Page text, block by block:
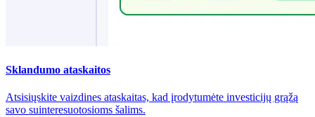
Sklandumo ataskaitos
Atsisiųskite vaizdines ataskaitas, kad įrodytumėte investicijų grąžą
savo suinteresuotosioms šalims.